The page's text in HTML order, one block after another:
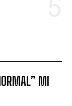
MI